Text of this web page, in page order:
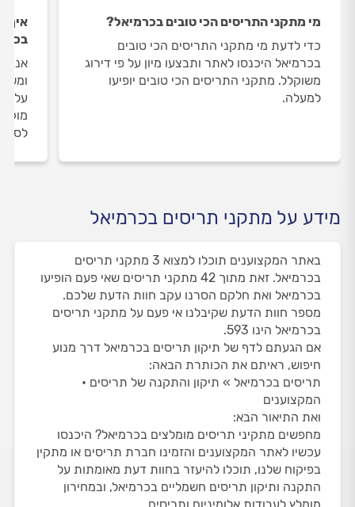
מי מתקני התריסים הכי טובים בכרמיאל?
כדי לדעת מי מתקני התריסים הכי טובים
בכרמיאל היכנסו לאתר ותבצעו מיון על פי דירוג
משוקלל. מתקני התריסים הכי טובים יופיעו
למעלה.
איך
על
מידע על מתקני תריסים בכרמיאל
באתר המקצוענים תוכלו למצוא 3 מתקני תריסים
בכרמיאל. זאת מתוך 42 מתקני תריסים שאי פעם הופיעו
בכרמיאל ואת חלקם הסרנו עקב חוות הדעת שלכם.
מספר חוות הדעת שקיבלנו אי פעם על מתקני תריסים
בכרמיאל הינו 593.
אם הגעתם לדף של תיקון תריסים בכרמיאל דרך מנוע
חיפוש, ראיתם את הכותרת הבאה:
תריסים בכרמיאל » תיקון והתקנה של תריסים •
המקצוענים
ואת התיאור הבא:
מחפשים מתקיני תריסים מומלצים בכרמיאל? היכנסו
עכשיו לאתר המקצוענים והזמינו חברת תריסים או מתקין
בפיקוח שלנו, תוכלו להיעזר בחוות דעת מאומתות על
התקנה ותיקון תריסים חשמליים בכרמיאל, ובמחירון